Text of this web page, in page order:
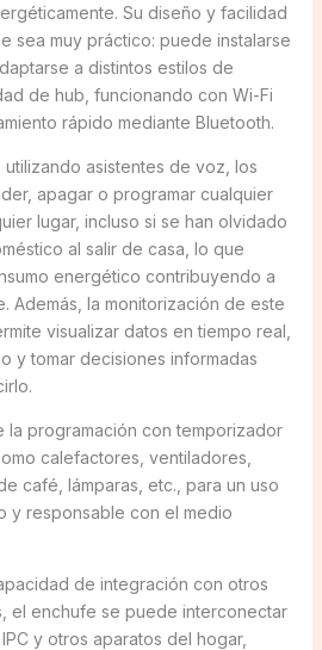
Su diseño y facilidad
sea muy práctico: puede instalarse
a distintos estilos de
de hub, funcionando con Wi-Fi
rápido mediante Bluetooth.
utilizando asistentes de voz, los
apagar o programar cualquier
lugar, incluso si se han olvidado
al salir de casa, lo que
energético contribuyendo a
Además, la monitorización de este
visualizar datos en tiempo real,
y tomar decisiones informadas
la programación con temporizador
calefactores, ventiladores,
café, lámparas, etc., para un uso
y responsable con el medio
de integración con otros
el enchufe se puede interconectar
y otros aparatos del hogar,